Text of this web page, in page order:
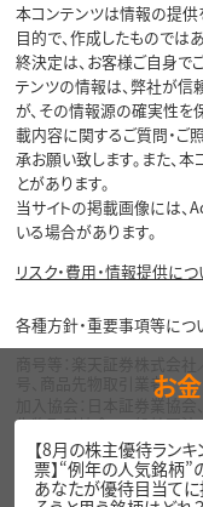
本コンテンツは情報の提供
目的で、作成したものでは
終決定は、お客様ご自身で
テンツの情報は、弊社が信
が、その情報源の確実性を
載内容に関するご質問・ご
承お願い致します。また、
とがあります。
当サイトの掲載画像には、
いる場合があります。
リスク・費用・情報提供につ
各種方針・重要事項等につ
商号等：楽天証券株式会
号、商品先物取引業者
加入協会：日本証券業協
先物取引協会、一般社団
産運用業協会
Copyright©
お金
【8月の株主優待ラン
票】“例年の人気銘柄
あなたが優待目当て